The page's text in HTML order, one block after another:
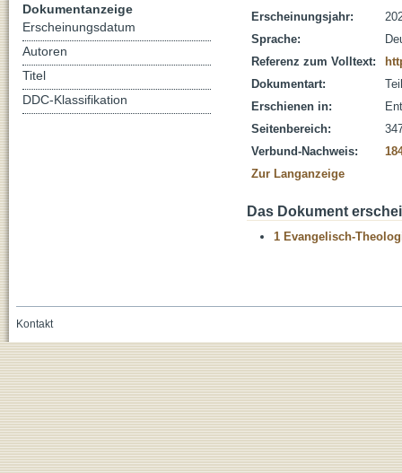
Erscheinungsjahr:
Sprache:
Referenz zum Volltext:
Dokumentart:
Erschienen in:
Seitenbereich:
Verbund-Nachweis:
Zur Langanzeige
Das Dokument
1 Evangelisch-
Dokumentanzeige
Erscheinungsdatum
Autoren
Titel
DDC-Klassifikation
Kontakt